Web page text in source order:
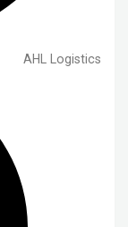
AHL Logistics